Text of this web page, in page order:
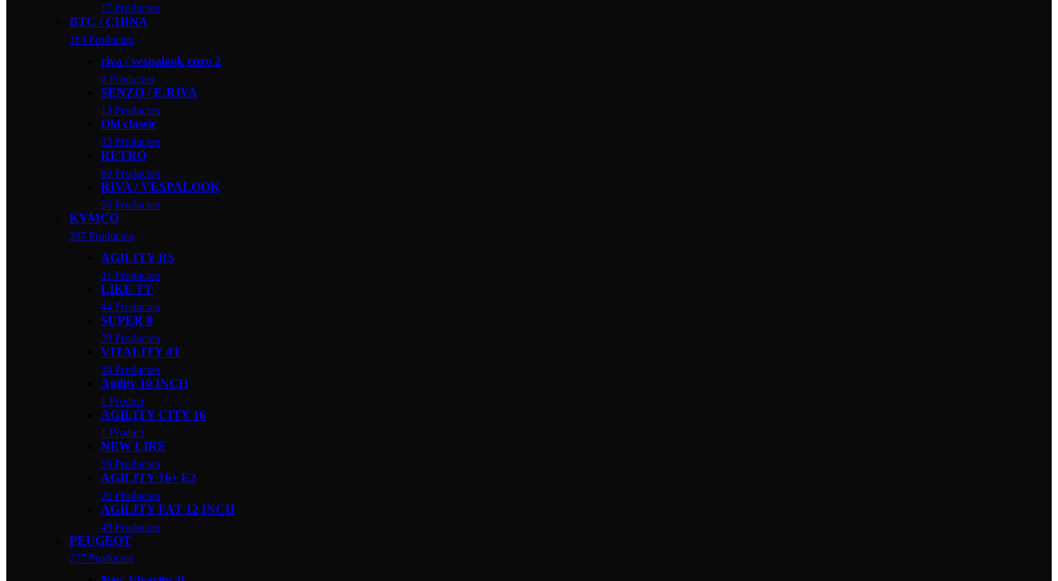
17 Producten
BTC / CHINA
163 Producten
riva / vespalook euro 2
0 Producten
SENZO / E-RIVA
13 Producten
Old classic
33 Producten
RETRO
60 Producten
RIVA / VESPALOOK
56 Producten
KYMCO
287 Producten
AGILITY RS
31 Producten
LIKE TT
44 Producten
SUPER 8
38 Producten
VITALITY 4T
38 Producten
Agility 10 INCH
1 Product
AGILITY CITY 16
1 Product
NEW LIKE
58 Producten
AGILITY 16+ E2
26 Producten
AGILITY FAT 12 INCH
49 Producten
PEUGEOT
277 Producten